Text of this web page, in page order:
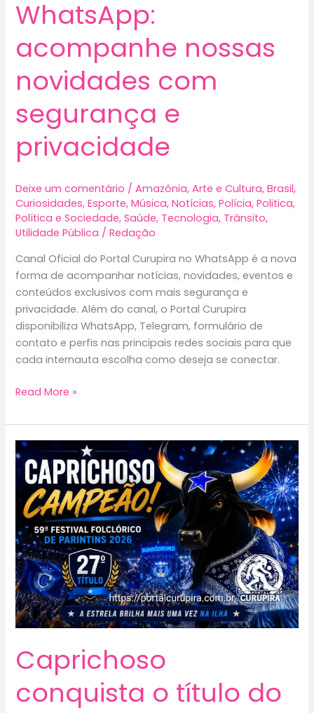
WhatsApp:
acompanhe nossas
novidades com
segurança e
privacidade
Deixe um comentário /Amazônia,Arte e Cultura,Brasil,
Curiosidades,Esporte,Música,Notícias,Polícia,Politica,
Política e Sociedade,Saúde, Tecnologia, Trânsito,
Utilidade Pública /Redação
Canal Oficial do Portal Curupira no WhatsApp é a nova
forma de acompanhar notícias, novidades, eventos e
conteúdos exclusivos com mais segurança e
privacidade. Além do canal, o Portal Curupira
disponibiliza WhatsApp, Telegram, formulário de
contato e perfis nas principais redes sociais para que
cada internauta escolha como deseja se conectar.
Canal
do
Portal
Curupira
no
WhatsApp:
acompanhe
nossas
novidades
com
segurança
e
privacidade
Read More »
Caprichoso
conquista o título do